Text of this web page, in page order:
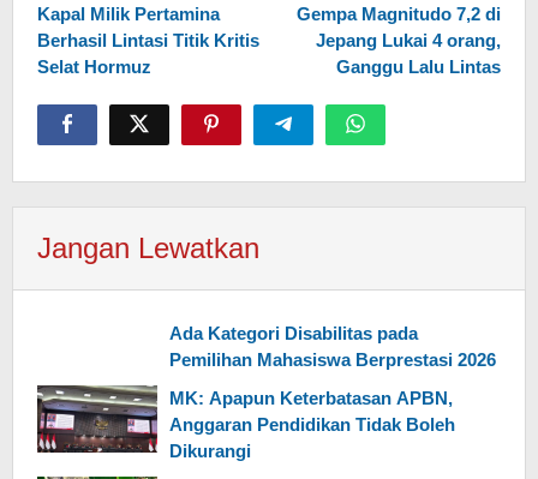
pos
Kapal Milik Pertamina
Berhasil Lintasi Titik Kritis
Selat Hormuz
Gempa Magnitudo 7,2 di
Jepang Lukai 4 orang,
Ganggu Lalu Lintas
Jangan Lewatkan
Ada Kategori Disabilitas pada
Pemilihan Mahasiswa Berprestasi 2026
MK: Apapun Keterbatasan APBN,
Anggaran Pendidikan Tidak Boleh
Dikurangi